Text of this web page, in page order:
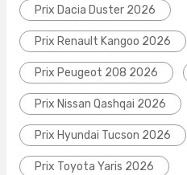
Prix Dacia Duster 2026
Prix Renault Kangoo 2026
Prix Peugeot 208 2026
Prix Nissan Qashqai 2026
Prix Hyundai Tucson 2026
Prix Toyota Yaris 2026